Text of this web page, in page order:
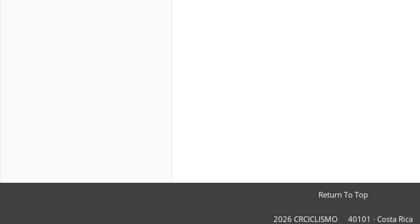
Return To Top
2026 CRCICLISMO 40101 · Costa Rica